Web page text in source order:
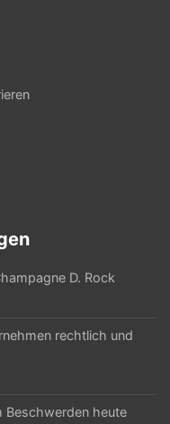
D. Rock
rechtlich und
Beschwerden heute